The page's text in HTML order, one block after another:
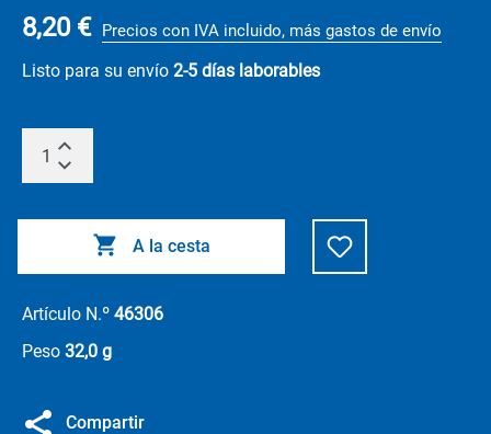
8,20 € Precios con IVA incluido, más gastos de envío
Listo para su envío 2-5 días laborables
A la cesta
Artículo N.º 46306
Peso 32,0 g
Compartir